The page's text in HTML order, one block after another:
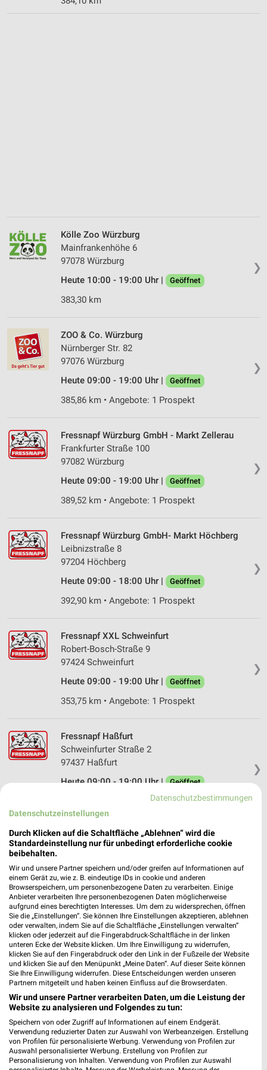
❯
Kölle Zoo Würzburg
Mainfrankenhöhe 6
97078 Würzburg
Heute 10:00 - 19:00 Uhr |
Geöffnet
383,30 km
❯
ZOO & Co. Würzburg
Nürnberger Str. 82
97076 Würzburg
Heute 09:00 - 19:00 Uhr |
Geöffnet
385,86 km • Angebote: 1 Prospekt
❯
Fressnapf Würzburg GmbH - Markt Zellerau
Frankfurter Straße 100
97082 Würzburg
Heute 09:00 - 19:00 Uhr |
Geöffnet
389,52 km • Angebote: 1 Prospekt
❯
Fressnapf Würzburg GmbH- Markt Höchberg
Leibnizstraße 8
97204 Höchberg
Heute 09:00 - 18:00 Uhr |
Geöffnet
392,90 km • Angebote: 1 Prospekt
❯
Fressnapf XXL Schweinfurt
Robert-Bosch-Straße 9
97424 Schweinfurt
Heute 09:00 - 19:00 Uhr |
Geöffnet
353,75 km • Angebote: 1 Prospekt
❯
Fressnapf Haßfurt
Schweinfurter Straße 2
97437 Haßfurt
Heute 09:00 - 19:00 Uhr | Geöffnet
342,47 km • Angebote: 1 Prospekt
Fressnapf Bad Windsheim
Nürnberger Straße 1-3
91438 Bad Windsheim
Heute 09:00 - 19:00 Uhr | Geöffnet
395,00 km • Angebote: 1 Prospekt
Fressnapf Neustadt Aisch
Riedweg 10
91413 Neustadt Aisch
Heute 09:00 - 19:00 Uhr | Geöffnet
381,15 km • Angebote: 1 Prospekt
Fressnapf Bad Mergentheim GmbH - Markt Bad
Mergentheim
Herrenwiesenstraße
Datenschutzbestimmungen
Datenschutzeinstellungen
Durch Klicken auf die Schaltfläche „Ablehnen“ wird die
Standardeinstellung nur für unbedingt erforderliche cookie
beibehalten.
Wir und unsere Partner speichern und/oder greifen auf Informationen auf
einem Gerät zu, wie z. B. eindeutige IDs in cookie und anderen
Browserspeichern, um personenbezogene Daten zu verarbeiten. Einige
Anbieter verarbeiten Ihre personenbezogenen Daten möglicherweise
aufgrund eines berechtigten Interesses. Um dem zu widersprechen, öffnen
Sie die „Einstellungen“. Sie können Ihre Einstellungen akzeptieren, ablehnen
oder verwalten, indem Sie auf die Schaltfläche „Einstellungen verwalten“
klicken oder jederzeit auf die Fingerabdruck-Schaltfläche in der linken
unteren Ecke der Website klicken. Um Ihre Einwilligung zu widerrufen,
klicken Sie auf den Fingerabdruck oder den Link in der Fußzeile der Website
und klicken Sie auf den Menüpunkt „Meine Daten“. Auf dieser Seite können
Sie Ihre Einwilligung widerrufen. Diese Entscheidungen werden unseren
Partnern mitgeteilt und haben keinen Einfluss auf die Browserdaten.
Wir und unsere Partner verarbeiten Daten, um die Leistung der
Website zu analysieren und Folgendes zu tun:
Speichern von oder Zugriff auf Informationen auf einem Endgerät.
Verwendung reduzierter Daten zur Auswahl von Werbeanzeigen. Erstellung
von Profilen für personalisierte Werbung. Verwendung von Profilen zur
Auswahl personalisierter Werbung. Erstellung von Profilen zur
Personalisierung von Inhalten. Verwendung von Profilen zur Auswahl